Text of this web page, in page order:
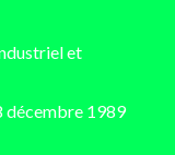
et
décembre 1989